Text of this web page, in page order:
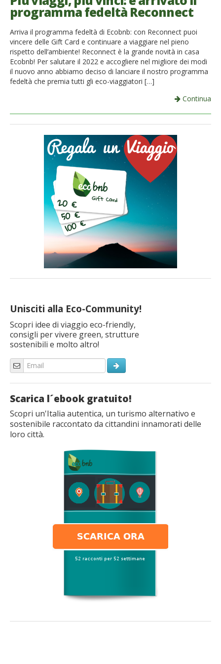
French
Italiano
programma fedeltà Reconnect
Arriva il programma fedeltà di Ecobnb: con Reconnect puoi
vincere delle Gift Card e continuare a viaggiare nel pieno
rispetto dell’ambiente! Reconnect è la grande novità in casa
Ecobnb! Per salutare il 2022 e accogliere nel migliore dei modi
il nuovo anno abbiamo deciso di lanciare il nostro programma
fedeltà che premia tutti gli eco-viaggiatori […]
Continua
Unisciti alla Eco-Community!
Scopri idee di viaggio eco-friendly,
consigli per vivere green, strutture
sostenibili e molto altro!
Scarica l´ebook gratuito!
Scopri un'Italia autentica, un turismo alternativo e
sostenibile raccontato da cittandini innamorati delle
loro città.